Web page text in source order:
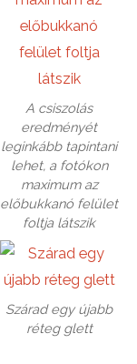
A csiszolás
eredményét
leginkább tapintani
lehet, a fotókon
maximum az
előbukkanó felület
foltja látszik
Szárad egy újabb
réteg glett